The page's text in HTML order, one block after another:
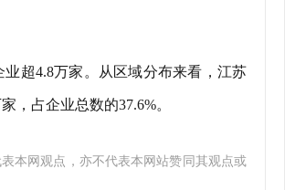
超4.8万家。从区域分布来看，江苏
，占企业总数的37.6%。
本网观点，亦不代表本网站赞同其观点或